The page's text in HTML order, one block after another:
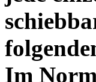
Im